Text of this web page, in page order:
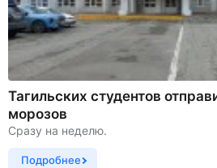
Тагильских студентов
морозов
Сразу на неделю.
Подробнее